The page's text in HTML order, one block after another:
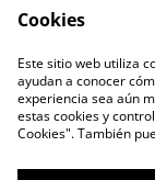
Política
Política
Cookies
Este sitio web utiliza
ayudan a conocer
experiencia sea aún
estas cookies y
Cookies". También